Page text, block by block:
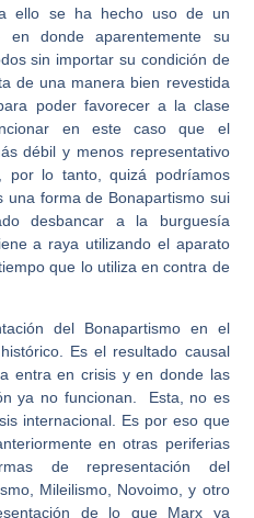
ello se ha hecho uso de un
en donde aparentemente su
sin importar su condición de
de una manera bien revestida
poder favorecer a la clase
en este caso que el
débil y menos representativo
por lo tanto, quizá podríamos
una forma de Bonapartismo sui
desbancar a la burguesía
a raya utilizando el aparato
que lo utiliza en contra de
del Bonapartismo en el
Es el resultado causal
entra en crisis y en donde las
ya no funcionan. Esta, no es
internacional. Es por eso que
en otras periferias
de representación del
Mileilismo, Novoimo, y otro
de lo que Marx ya